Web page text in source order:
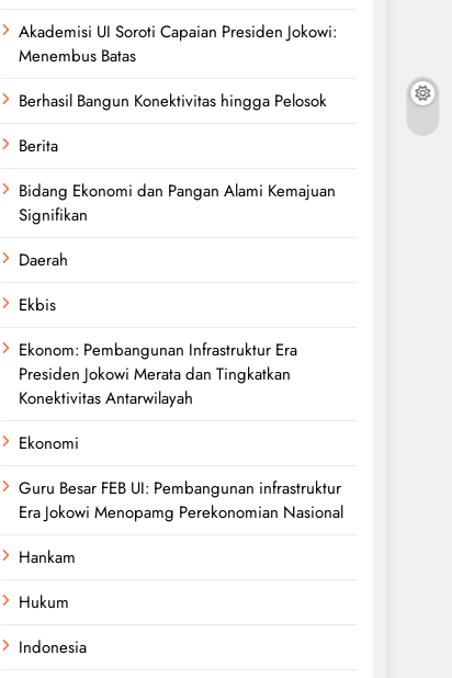
Akademisi UI Soroti Capaian Presiden Jokowi:
Menembus Batas
Berhasil Bangun Konektivitas hingga Pelosok
Berita
Bidang Ekonomi dan Pangan Alami Kemajuan
Signifikan
Daerah
Ekbis
Ekonom: Pembangunan Infrastruktur Era
Presiden Jokowi Merata dan Tingkatkan
Konektivitas Antarwilayah
Ekonomi
Guru Besar FEB UI: Pembangunan infrastruktur
Era Jokowi Menopamg Perekonomian Nasional
Hankam
Hukum
Indonesia